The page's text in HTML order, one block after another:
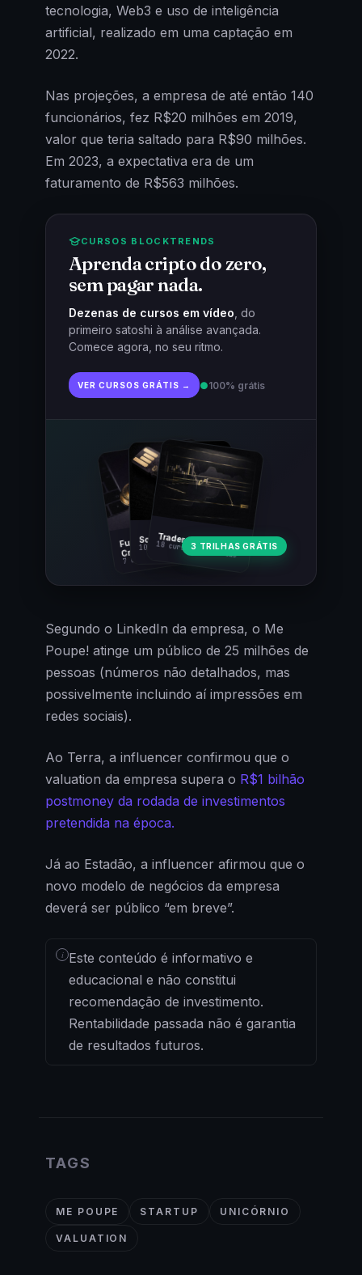
tecnologia, Web3 e uso de inteligência
artificial, realizado em uma captação em
2022.
Nas projeções, a empresa de até então 140
funcionários, fez R$20 milhões em 2019,
valor que teria saltado para R$90 milhões.
Em 2023, a expectativa era de um
faturamento de R$563 milhões.
CURSOS BLOCKTRENDS
Aprenda cripto do zero,
sem pagar nada.
Dezenas de cursos em vídeo , do
primeiro satoshi à análise avançada.
Comece agora, no seu ritmo.
VER CURSOS GRÁTIS → ●100% grátis
Fundamentos
Cripto
7 cursos · 31 aulas
Trader Cripto
18 cursos · 80 aulas
Soberania Bitcoin
10 cursos · 44 aulas3 TRILHAS GRÁTIS
Segundo o LinkedIn da empresa, o Me
Poupe! atinge um público de 25 milhões de
pessoas (números não detalhados, mas
possivelmente incluindo aí impressões em
redes sociais).
Ao Terra, a influencer confirmou que o
valuation da empresa supera o R$1 bilhão
postmoney da rodada de investimentos
pretendida na época.
Já ao Estadão, a influencer afirmou que o
novo modelo de negócios da empresa
deverá ser público “em breve”.
i Este conteúdo é informativo e
educacional e não constitui
recomendação de investimento.
Rentabilidade passada não é garantia
de resultados futuros.
TAGS
ME POUPE STARTUP UNICÓRNIO
VALUATION